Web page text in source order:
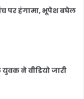
पर हंगामा, भूपेश बघेल
ने वीडियो जारी